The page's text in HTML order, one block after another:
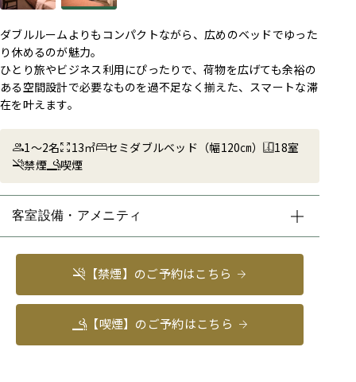
ダブルルームよりもコンパクトながら、広めのベッドでゆった
り休めるのが魅力。
ひとり旅やビジネス利用にぴったりで、荷物を広げても余裕の
ある空間設計で必要なものを過不足なく揃えた、スマートな滞
在を叶えます。
1～2名 13㎡ セミダブルベッド（幅120㎝）
18室
禁煙
喫煙
客室設備・アメニティ
【禁煙】のご予約はこちら
【喫煙】のご予約はこちら